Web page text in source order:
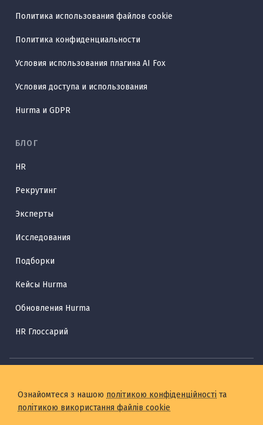
Политика использования файлов cookie
Политика конфиденциальности
Условия использования плагина AI Fox
Условия доступа и использования
Hurma и GDPR
БЛОГ
HR
Рекрутинг
Эксперты
Исследования
Подборки
Кейсы Hurma
Обновления Hurma
HR Глоссарий
Ознайомтеся з нашою політикою конфіденційності та
політикою використання файлів cookie